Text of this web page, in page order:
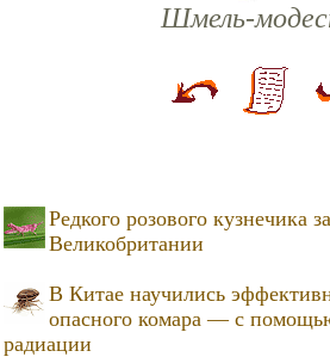
Шмель-
Редкого розового кузнечика
Великобритании
В Китае научились
опасного комара — с
радиации